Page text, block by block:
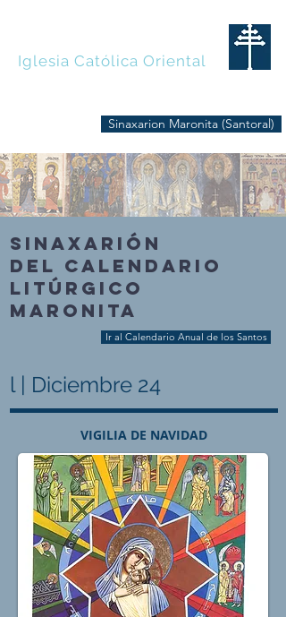
Iglesia Católica Oriental
Sinaxarion Maronita (Santoral)
SINAXARIÓN
DEL CALENDARIO
LITÚRGICO
MARONITA
Ir al Calendario Anual de los Santos
l | Diciembre 24
VIGILIA DE NAVIDAD